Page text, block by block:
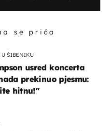
se priča
U ŠIBENIKU
usred koncerta
prekinuo pjesmu:
hitnu!"